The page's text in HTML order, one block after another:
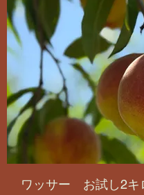
ワッサー お試し2キ